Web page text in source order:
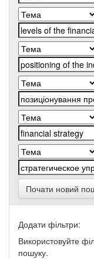
Почати новий
Додати фільтри:
Використовуйте
пошуку.